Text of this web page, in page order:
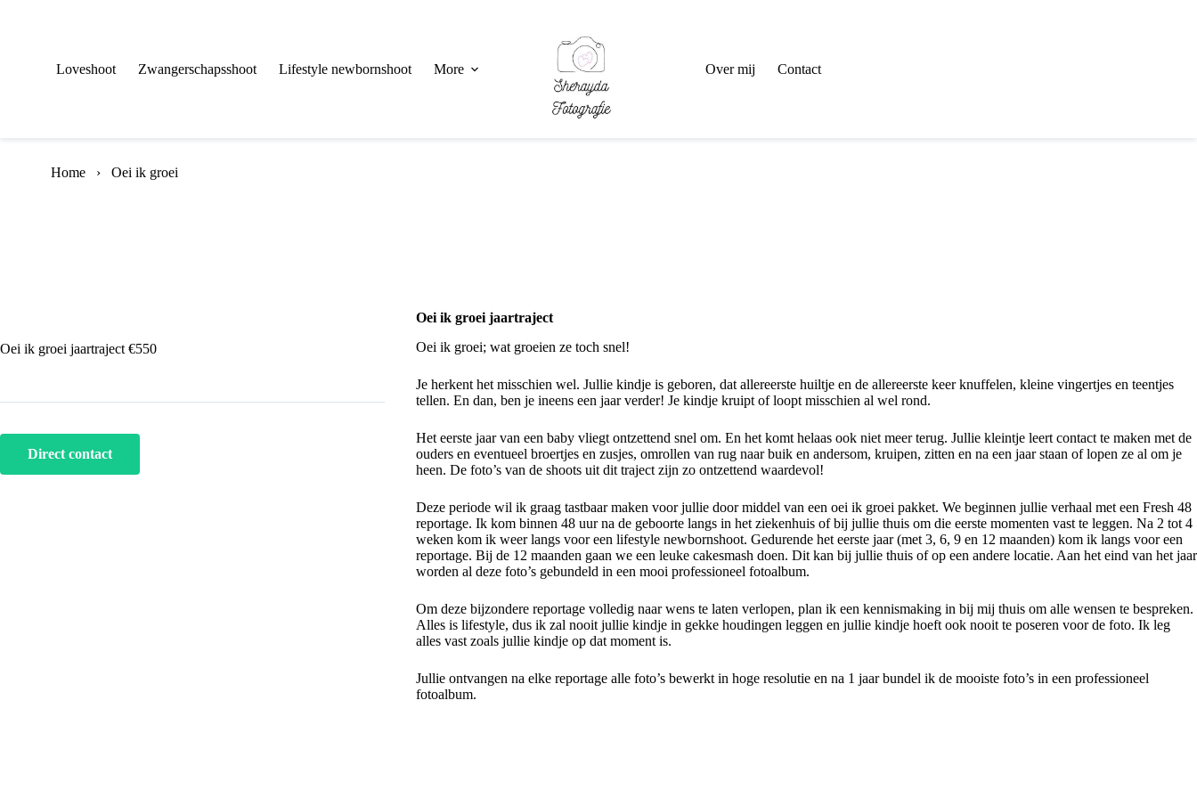
Loveshoot
Zwangerschapsshoot Lifestyle newbornshoot More Over mij Contact
Home › Oei ik groei
Oei ik groei jaartraject €550
Direct contact
Oei ik groei jaartraject
Oei ik groei; wat groeien ze toch snel!
Je herkent het misschien wel. Jullie kindje is geboren, dat allereerste huiltje en de allereerste keer knuffelen, kleine vingertjes en teentjes
tellen. En dan, ben je ineens een jaar verder! Je kindje kruipt of loopt misschien al wel rond.
Het eerste jaar van een baby vliegt ontzettend snel om. En het komt helaas ook niet meer terug. Jullie kleintje leert contact te maken met de
ouders en eventueel broertjes en zusjes, omrollen van rug naar buik en andersom, kruipen, zitten en na een jaar staan of lopen ze al om je
heen. De foto’s van de shoots uit dit traject zijn zo ontzettend waardevol!
Deze periode wil ik graag tastbaar maken voor jullie door middel van een oei ik groei pakket. We beginnen jullie verhaal met een Fresh 48
reportage. Ik kom binnen 48 uur na de geboorte langs in het ziekenhuis of bij jullie thuis om die eerste momenten vast te leggen. Na 2 tot 4
weken kom ik weer langs voor een lifestyle newbornshoot. Gedurende het eerste jaar (met 3, 6, 9 en 12 maanden) kom ik langs voor een
reportage. Bij de 12 maanden gaan we een leuke cakesmash doen. Dit kan bij jullie thuis of op een andere locatie. Aan het eind van het jaar
worden al deze foto’s gebundeld in een mooi professioneel fotoalbum.
Om deze bijzondere reportage volledig naar wens te laten verlopen, plan ik een kennismaking in bij mij thuis om alle wensen te bespreken.
Alles is lifestyle, dus ik zal nooit jullie kindje in gekke houdingen leggen en jullie kindje hoeft ook nooit te poseren voor de foto. Ik leg
alles vast zoals jullie kindje op dat moment is.
Jullie ontvangen na elke reportage alle foto’s bewerkt in hoge resolutie en na 1 jaar bundel ik de mooiste foto’s in een professioneel
fotoalbum.